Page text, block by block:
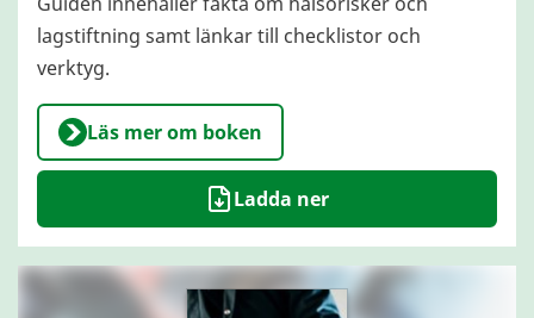
lagstiftning samt länkar till checklistor och
verktyg.
Läs mer om boken
Ladda ner